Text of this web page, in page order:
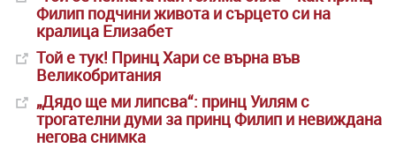
Филип подчини живота и сърцето си на
кралица Елизабет
Той е тук! Принц Хари се върна във
Великобритания
„Дядо ще ми липсва“: принц Уилям с
трогателни думи за принц Филип и невиждана
негова снимка